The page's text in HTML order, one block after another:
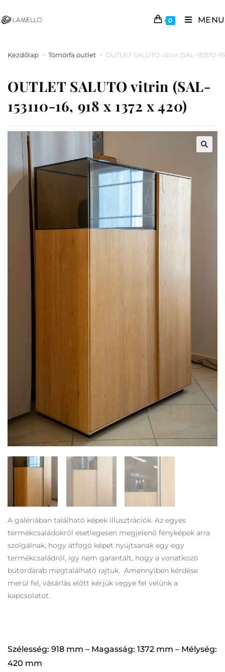
0 MENU
Kezdőlap > Tömörfa outlet > OUTLET SALUTO vitrin (SAL-153110-
OUTLET SALUTO vitrin (SAL-
153110-16, 918 x 1372 x 420)
A galériában található képek illusztrációk. Az egyes
termékcsaládokról esetlegesen megjelenő fényképek arra
szolgálnak, hogy átfogó képet nyújtsanak egy-egy
termékcsaládról, így nem garantált, hogy a vonatkozó
bútordarab megtalálható rajtuk. Amennyiben kérdése
merül fel, vásárlás előtt kérjük vegye fel velünk a
kapcsolatot.
Szélesség: 918 mm – Magasság: 1372 mm – Mélység:
420 mm